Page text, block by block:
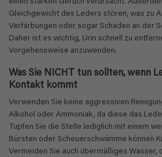
Gleichgewicht des Leders stören, was zu
Verfärbungen oder sogar Schäden an der
Daher ist es wichtig, Urin schnell zu
Vorgehensweise anzuwenden.
Was Sie NICHT tun sollten, wenn
Kontakt kommt
Verwenden Sie keine aggressiven
Alkohol oder Ammoniak, da diese das
Tupfen Sie die Stelle lediglich mit einem
Bürsten oder Scheuerschwämme können
Vermeiden Sie auch übermäßiges Wasser,